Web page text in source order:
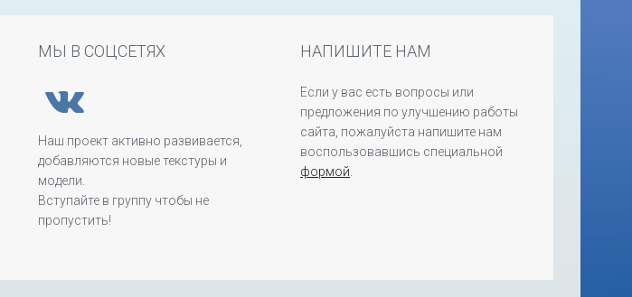
МЫ В СОЦСЕТЯХ
Наш проект активно развивается,
добавляются новые текстуры и
модели.
Вступайте в группу чтобы не
пропустить!
НАПИШИТЕ НАМ
Если у вас есть вопросы или
предложения по улучшению работы
сайта, пожалуйста напишите нам
воспользовавшись специальной
формой